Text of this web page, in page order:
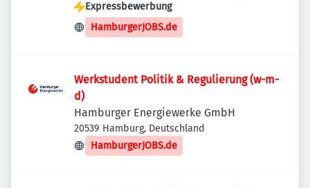
Deutschland
Expressbewerbung
HamburgerJOBS.de
Werkstudent Politik & Regulierung (w-m-
d)
Hamburger Energiewerke GmbH
20539 Hamburg, Deutschland
HamburgerJOBS.de